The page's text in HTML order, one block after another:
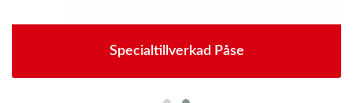
Specialtillverkad Påse